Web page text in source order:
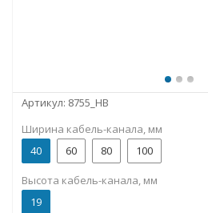
Артикул: 8755_HB
Ширина кабель-канала, мм
40
60 80 100
Высота кабель-канала, мм
19